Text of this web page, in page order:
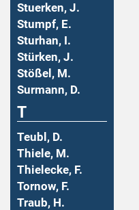
Stuerken, J.
Stumpf, E.
Sturhan, I.
Stürken, J.
Stößel, M.
Surmann, D.
T
Teubl, D.
Thiele, M.
Thielecke, F.
Tornow, F.
Traub, H.